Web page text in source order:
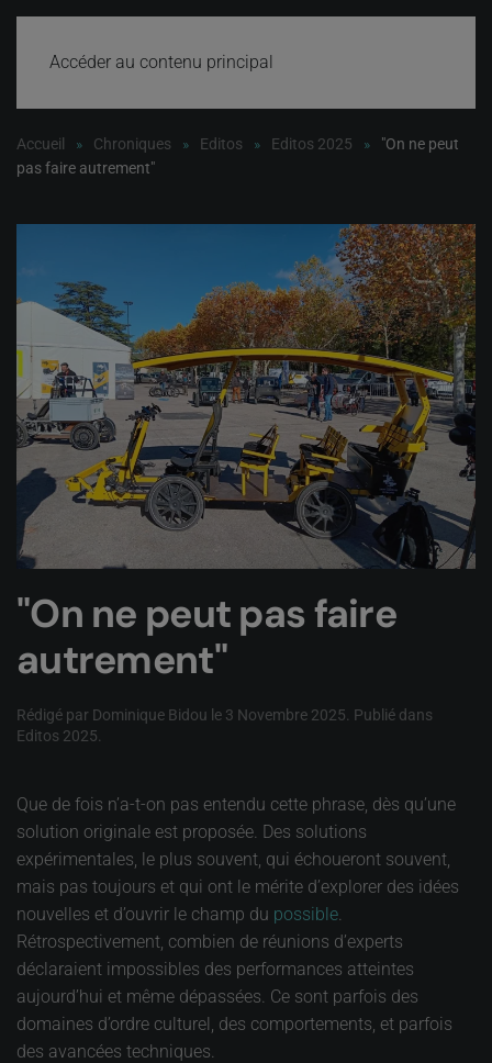
Accéder au contenu principal
Accueil Chroniques Editos Editos 2025
"On ne peut
pas faire autrement"
"On ne peut pas faire
autrement"
Rédigé par Dominique Bidou le 3 Novembre 2025 . Publié dans
Editos 2025
Que de fois n’a-t-on pas entendu cette phrase, dès qu’une
solution originale est proposée. Des solutions
expérimentales, le plus souvent, qui échoueront souvent,
mais pas toujours et qui ont le mérite d’explorer des idées
nouvelles et d’ouvrir le champ du possible
Rétrospectivement, combien de réunions d’experts
déclaraient impossibles des performances atteintes
aujourd’hui et même dépassées. Ce sont parfois des
domaines d’ordre culturel, des comportements, et parfois
des avancées techniques.